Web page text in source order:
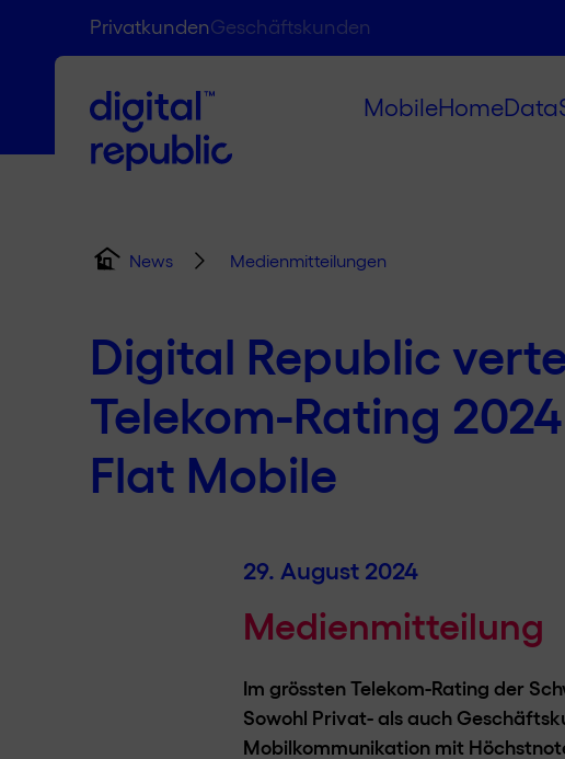
PrivatkundenGeschäftskunden
MobileHomeData
News Medienmitteilungen
Digital Republic
Telekom-Rating
Flat Mobile
29. August 2024
Medienmitteilung
Im grössten Telekom-Rating der
Sowohl Privat- als auch
Mobilkommunikation mit